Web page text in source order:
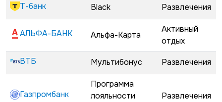
Т-банк Black Развлечения
АЛЬФА-БАНК Альфа-Карта
Активный
отдых
ВТБ Мультибонус Развлечения
Газпромбанк
Программа
лояльности
Развлечения